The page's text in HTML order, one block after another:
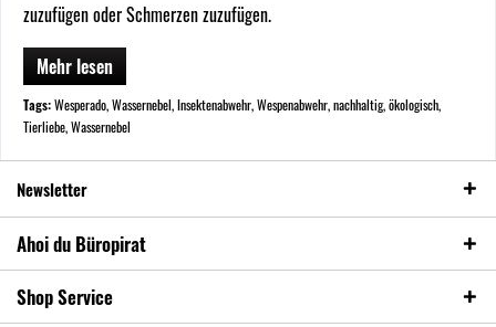
zuzufügen oder Schmerzen zuzufügen.
Mehr lesen
Tags:Wesperado,Wassernebel,Insektenabwehr,Wespenabwehr,nachhaltig,ökologisch,
Tierliebe,Wassernebel
Newsletter
Ahoi du Büropirat
Shop Service